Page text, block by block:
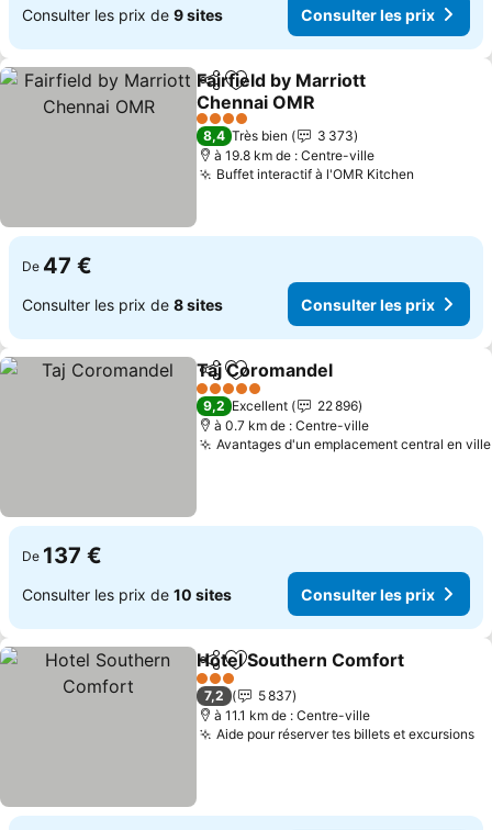
Consulter les prix de 9 sites Consulter les prix
PartagerAjouter à mes favoris
Fairfield by Marriott
Chennai OMR
Consulter les prix
4 Étoiles
8,4 Très bien
3 373
à 19.8 km de : Centre-ville
Buffet interactif à l'OMR Kitchen
De 47 €
Consulter les prix de 8 sites Consulter les prix
PartagerAjouter à mes favoris
Taj Coromandel
5 Étoiles
9,2 Excellent
22 896
à 0.7 km de : Centre-ville
Avantages d'un emplacement central en ville
De 137 €
Consulter les prix de 10 sites Consulter les prix
PartagerAjouter à mes favoris
Hotel Southern Comfort
3 Étoiles
7,2
5 837
à 11.1 km de : Centre-ville
Aide pour réserver tes billets et excursions